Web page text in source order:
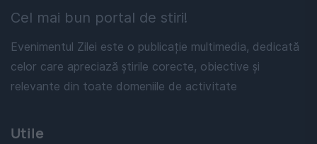
Cel mai bun portal de stiri!
Evenimentul Zilei este o publicație multimedia, dedicată
celor care apreciază știrile corecte, obiective și
relevante din toate domeniile de activitate
Utile